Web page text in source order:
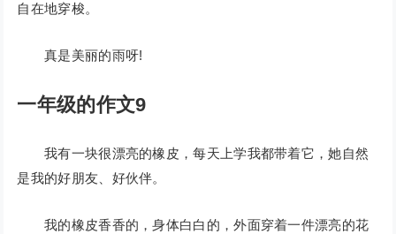
自在地穿梭。
真是美丽的雨呀!
一年级的作文9
我有一块很漂亮的橡皮，每天上学我都带着它，她自然
是我的好朋友、好伙伴。
我的橡皮香香的，身体白白的，外面穿着一件漂亮的花